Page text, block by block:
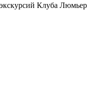
Клуба Люмьер